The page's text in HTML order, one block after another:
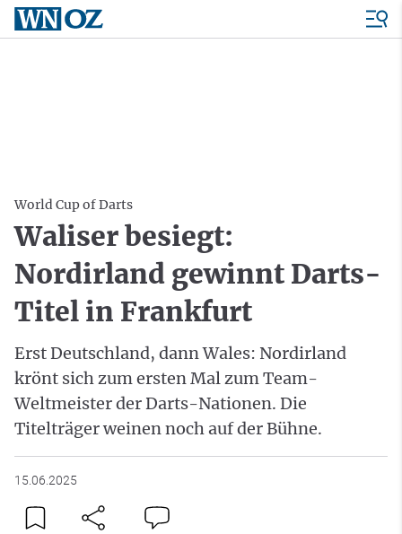
World Cup of Darts
Waliser besiegt:
Nordirland gewinnt Darts-
Titel in Frankfurt
Erst Deutschland, dann Wales: Nordirland
krönt sich zum ersten Mal zum Team-
Weltmeister der Darts-Nationen. Die
Titelträger weinen noch auf der Bühne.
15.06.2025